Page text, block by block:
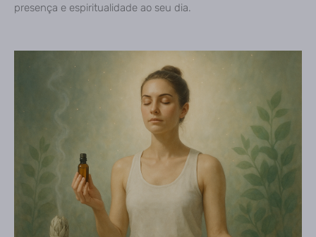
presença e espiritualidade ao seu dia.